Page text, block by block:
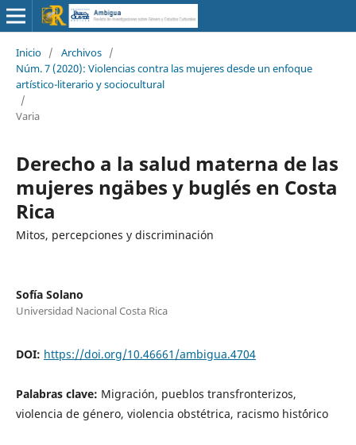
Inicio / Archivos /
Núm. 7 (2020): Violencias contra las mujeres desde un enfoque
artístico-literario y sociocultural
/
Varia
Derecho a la salud materna de las
mujeres ngäbes y buglés en Costa
Rica
Mitos, percepciones y discriminación
Sofía Solano
Universidad Nacional Costa Rica
DOI: https://doi.org/10.46661/ambigua.4704
Palabras clave: Migración, pueblos transfronterizos,
violencia de género, violencia obstétrica, racismo hist´órico